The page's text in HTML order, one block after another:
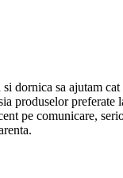
si dornica sa ajutam
produselor preferate
pe comunicare,